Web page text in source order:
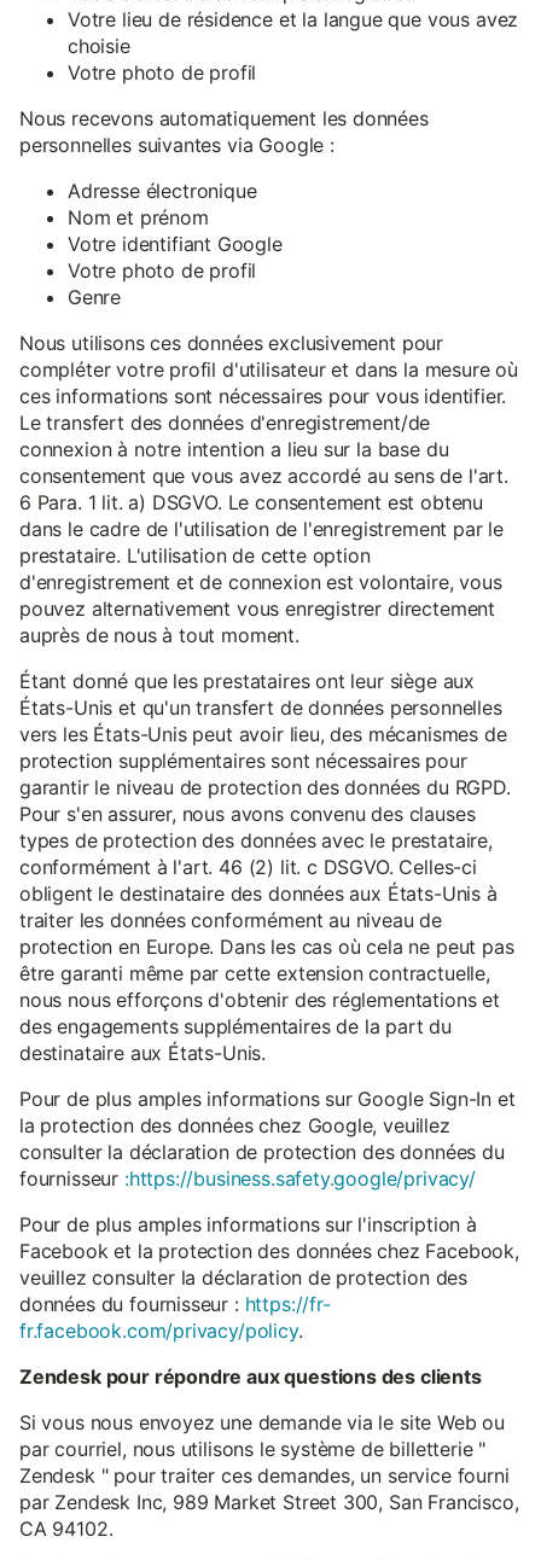
Votre lieu de résidence et la langue que vous avez
choisie
Votre photo de profil
Nous recevons automatiquement les données
personnelles suivantes via Google :
Adresse électronique
Nom et prénom
Votre identifiant Google
Votre photo de profil
Genre
Nous utilisons ces données exclusivement pour
compléter votre profil d'utilisateur et dans la mesure où
ces informations sont nécessaires pour vous identifier.
Le transfert des données d'enregistrement/de
connexion à notre intention a lieu sur la base du
consentement que vous avez accordé au sens de l'art.
6 Para. 1 lit. a) DSGVO. Le consentement est obtenu
dans le cadre de l'utilisation de l'enregistrement par le
prestataire. L'utilisation de cette option
d'enregistrement et de connexion est volontaire, vous
pouvez alternativement vous enregistrer directement
auprès de nous à tout moment.
Étant donné que les prestataires ont leur siège aux
États-Unis et qu'un transfert de données personnelles
vers les États-Unis peut avoir lieu, des mécanismes de
protection supplémentaires sont nécessaires pour
garantir le niveau de protection des données du RGPD.
Pour s'en assurer, nous avons convenu des clauses
types de protection des données avec le prestataire,
conformément à l'art. 46 (2) lit. c DSGVO. Celles-ci
obligent le destinataire des données aux États-Unis à
traiter les données conformément au niveau de
protection en Europe. Dans les cas où cela ne peut pas
être garanti même par cette extension contractuelle,
nous nous efforçons d'obtenir des réglementations et
des engagements supplémentaires de la part du
destinataire aux États-Unis.
Pour de plus amples informations sur Google Sign-In et
la protection des données chez Google, veuillez
consulter la déclaration de protection des données du
fournisseur :https://business.safety.google/privacy/
Pour de plus amples informations sur l'inscription à
Facebook et la protection des données chez Facebook,
veuillez consulter la déclaration de protection des
données du fournisseur : https://fr-
fr.facebook.com/privacy/policy.
Zendesk pour répondre aux questions des clients
Si vous nous envoyez une demande via le site Web ou
par courriel, nous utilisons le système de billetterie "
Zendesk " pour traiter ces demandes, un service fourni
par Zendesk Inc, 989 Market Street 300, San Francisco,
CA 94102.